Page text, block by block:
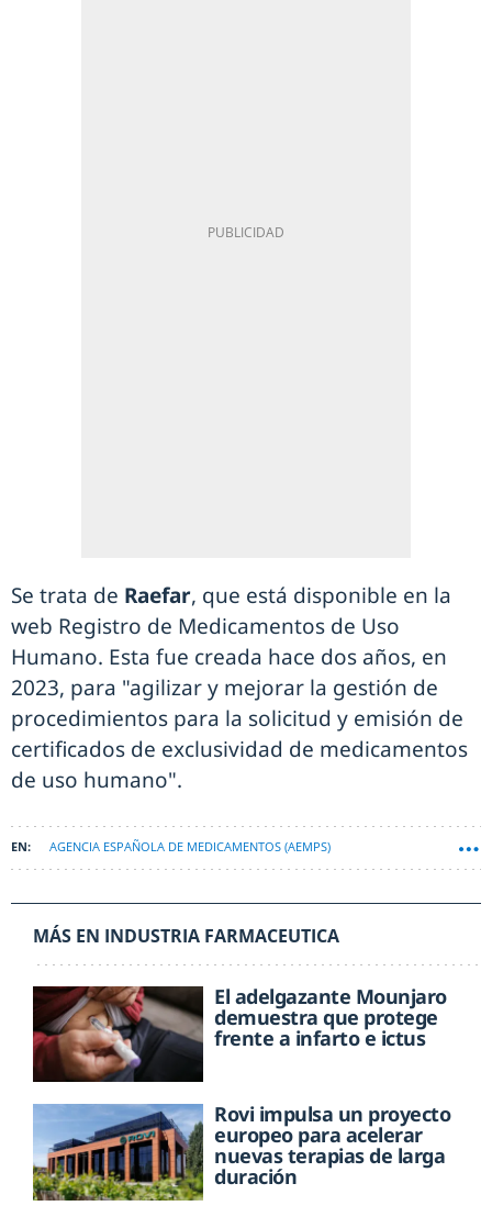
Se trata de Raefar, que está disponible en la
web Registro de Medicamentos de Uso
Humano. Esta fue creada hace dos años, en
2023, para "agilizar y mejorar la gestión de
procedimientos para la solicitud y emisión de
certificados de exclusividad de medicamentos
de uso humano".
AGENCIA ESPAÑOLA DE MEDICAMENTOS (AEMPS)
MÁS EN INDUSTRIA FARMACEUTICA
El adelgazante Mounjaro
demuestra que protege
frente a infarto e ictus
Rovi impulsa un proyecto
europeo para acelerar
nuevas terapias de larga
duración